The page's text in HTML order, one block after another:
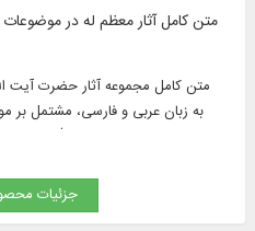
متن کامل آثار معظم له در موضوعات
متن كامل مجموعه آثار حضرت آیت
به زبان عربی و فارسی، مشتمل بر
جزئیات